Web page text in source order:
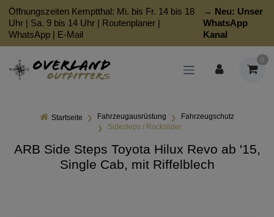
Öffnungszeiten Kemptthal: Mi. bis Fr. 14 bis 18
Uhr | Sa. 9 bis 14 Uhr | Routenplaner |
WhatsApp | E-Mail
→ Neu: Unser
WhatsApp
Kanal
0
Startseite Fahrzeugausrüstung
Fahrzeugschutz
Sidesteps / Rockslider
ARB Side Steps Toyota Hilux Revo ab '15,
Single Cab, mit Riffelblech